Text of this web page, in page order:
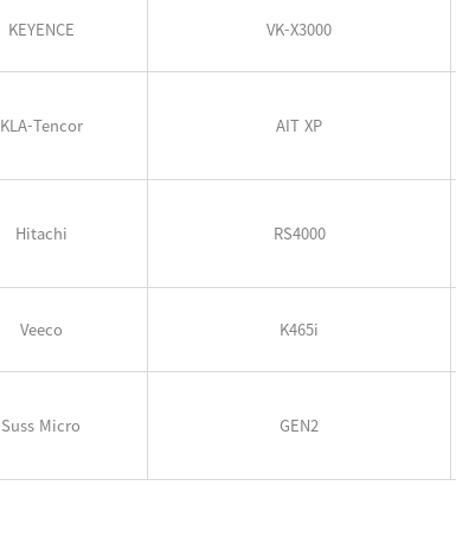
KEYENCE VK-X3000
KLA-Tencor AIT XP
Hitachi RS4000
Veeco K465i
Suss Micro GEN2